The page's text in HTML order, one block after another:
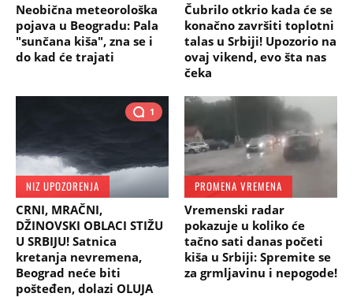
Neobična meteorološka
pojava u Beogradu: Pala
"sunčana kiša", zna se i
do kad će trajati
Čubrilo otkrio kada će se
konačno završiti toplotni
talas u Srbiji! Upozorio na
ovaj vikend, evo šta nas
čeka
1
NIZ UPOZORENJA
CRNI, MRAČNI,
DŽINOVSKI OBLACI STIŽU
U SRBIJU! Satnica
kretanja nevremena,
Beograd neće biti
pošteđen, dolazi OLUJA
PROMENA VREMENA
Vremenski radar
pokazuje u koliko će
tačno sati danas početi
kiša u Srbiji: Spremite se
za grmljavinu i nepogode!